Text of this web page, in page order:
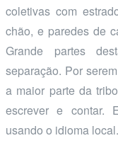
coletivas com
chão, e paredes de
Grande partes
separação. Por
a maior parte da tribo
escrever e contar.
usando o idioma local.